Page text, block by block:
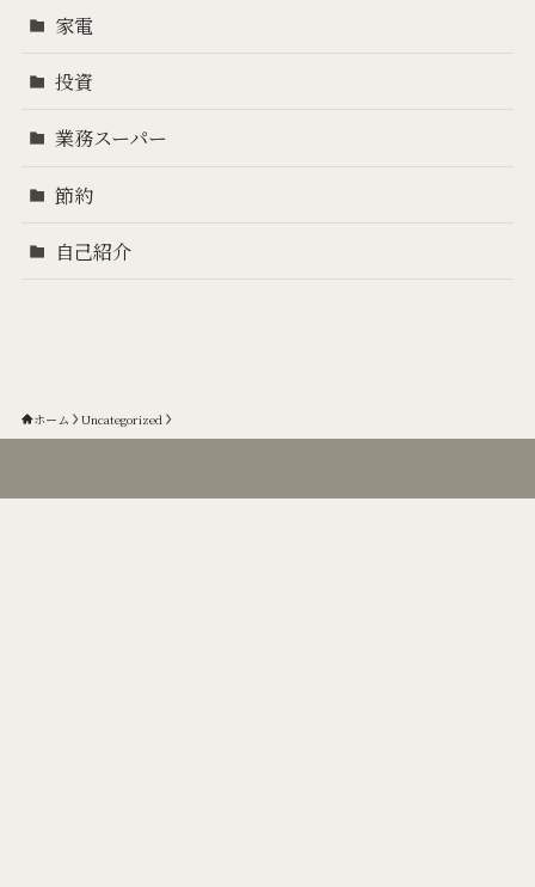
家電
投資
業務スーパー
節約
自己紹介
ホーム Uncategorized